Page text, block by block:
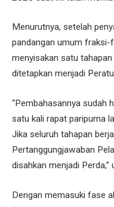
Menurutnya, setelah
pandangan umum fraksi-
menyisakan satu
ditetapkan menjadi
“Pembahasannya sudah
satu kali rapat paripurna
Jika seluruh tahapan
Pertanggungjawaban
disahkan menjadi Perda,”
Dengan memasuki fase